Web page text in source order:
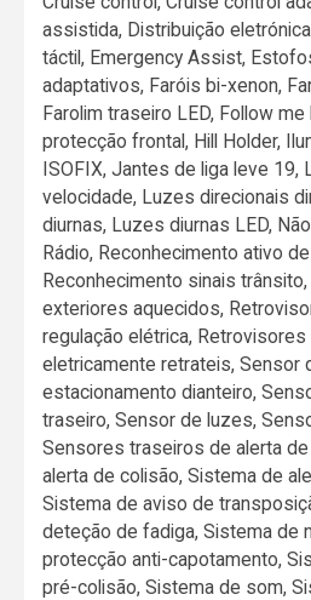
assistida, Distribuição
táctil, Emergency Assist,
adaptativos, Faróis bi-xenon,
Farolim traseiro LED, Follow me
protecção frontal, Hill Holder,
ISOFIX, Jantes de liga leve 19,
velocidade, Luzes direcionais
diurnas, Luzes diurnas LED,
Rádio, Reconhecimento ativo
Reconhecimento sinais
exteriores aquecidos,
regulação elétrica,
eletricamente retrateis, Sensor
estacionamento dianteiro,
traseiro, Sensor de luzes,
Sensores traseiros de alerta
alerta de colisão, Sistema de
Sistema de aviso de
deteção de fadiga, Sistema de
protecção anti-capotamento,
pré-colisão, Sistema de som,